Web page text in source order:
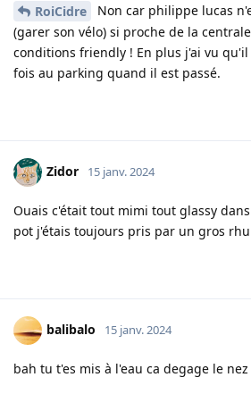
RoiCidre
Non car philippe lucas
(garer son vélo) si proche de la
conditions friendly ! En plus j'ai vu
fois au parking quand il est passé.
Zidor 15 janv. 2024
Ouais c'était tout mimi tout glassy
pot j'étais toujours pris par un gros
balibalo 15 janv. 2024
bah tu t'es mis à l'eau ca degage le nez